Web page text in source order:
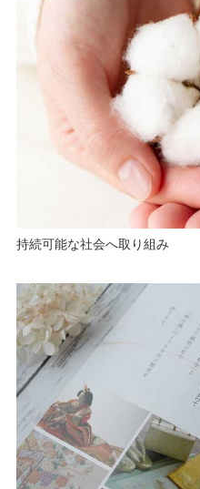
持続可能な社会へ取り組み